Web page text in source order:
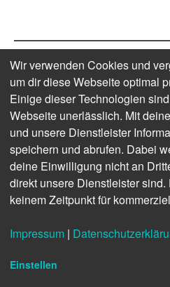
AUSZUG AUS DEM DPA-
GESELLSCHAFTSVERTRAG
Gegenstand des Unternehmens
Verarbeitung und Verbreitung
Bildmaterial jeder Art. Das
Aufgaben unparteiisch und
und Einflüssen durch Parteien,
Wirtschafts- und Finanzgruppen
Wir verwenden Cookies und
um dir diese Webseite optimal
Einige dieser Technologien
Webseite unerlässlich. Mit
und unsere Dienstleister
speichern und abrufen. Dabei
deine Einwilligung nicht an
direkt unsere Dienstleister
keinem Zeitpunkt für
Impressum |
Einstellen